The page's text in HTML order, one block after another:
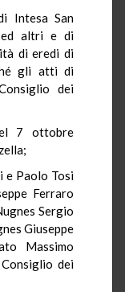
Intesa San
ed altri e di
di eredi di
gli atti di
dei
7 ottobre
e Paolo Tosi
Ferraro
Sergio
Giuseppe
Massimo
dei